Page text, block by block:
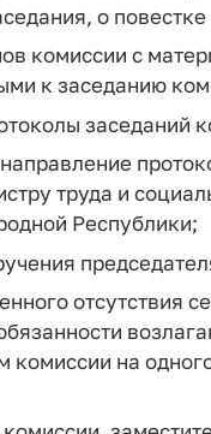
о
комиссии с
к заседанию
заседаний
труда и
Республики;
отсутствия
комиссии на